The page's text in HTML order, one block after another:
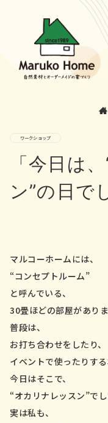
ワークショップ
「今日は
ン”の日で
マルコーホームには、
“コンセプトルーム”
と呼んでいる、
30畳ほどの部屋がありま
普段は、
お打ち合わせをしたり、
イベントで使ったりす
今日はそこで、
“オカリナレッスン”で
実は私も、
マル
お問